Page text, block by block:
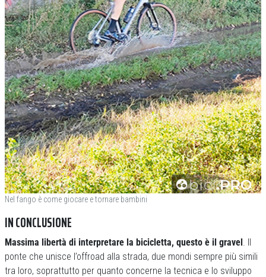
Nel fango è come giocare e tornare bambini
IN CONCLUSIONE
Massima libertà di interpretare la bicicletta, questo è il gravel. Il
ponte che unisce l’offroad alla strada, due mondi sempre più simili
tra loro, soprattutto per quanto concerne la tecnica e lo sviluppo